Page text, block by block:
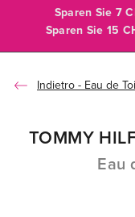
Sparen Sie 7
Sparen Sie 15
Eau de
TOMMY
Eau